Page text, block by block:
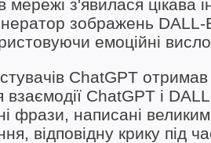
з'явилася цікава
зображень
емоційні
ChatGPT
ChatGPT і
фрази, написані
відповідну крику під